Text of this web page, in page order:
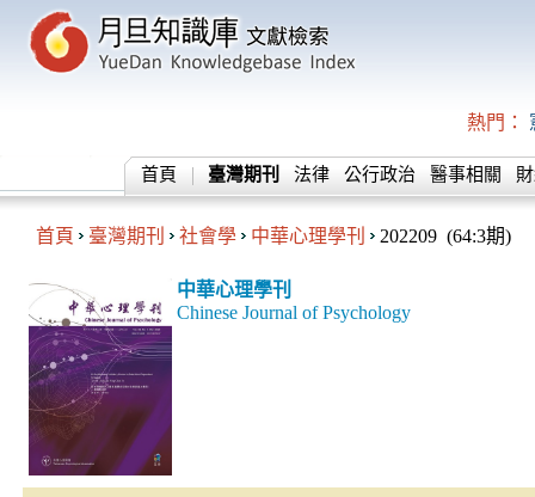
熱門：
首頁 臺灣期刊 法律 公行政治 醫事相關
首頁 臺灣期刊 社會學 中華心理學刊 202209 (64:3期)
中華心理學刊
Chinese Journal of Psychology